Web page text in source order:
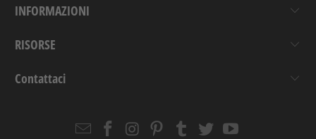
INFORMAZIONI
RISORSE
Contattaci
EmailStrapcode
Strapcode
Strapcode
Strapcode
Strapcode